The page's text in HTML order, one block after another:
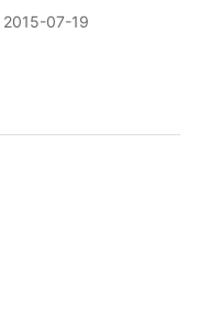
2015-07-19